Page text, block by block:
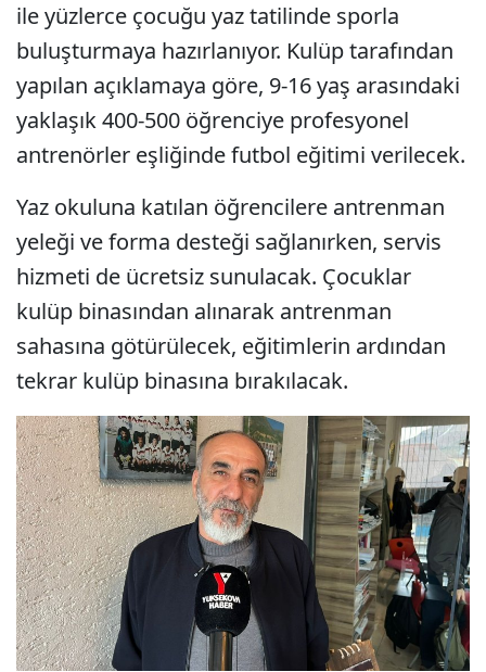
ile yüzlerce çocuğu yaz tatilinde sporla
buluşturmaya hazırlanıyor. Kulüp tarafından
yapılan açıklamaya göre, 9-16 yaş arasındaki
yaklaşık 400-500 öğrenciye profesyonel
antrenörler eşliğinde futbol eğitimi verilecek.
Yaz okuluna katılan öğrencilere antrenman
yeleği ve forma desteği sağlanırken, servis
hizmeti de ücretsiz sunulacak. Çocuklar
kulüp binasından alınarak antrenman
sahasına götürülecek, eğitimlerin ardından
tekrar kulüp binasına bırakılacak.